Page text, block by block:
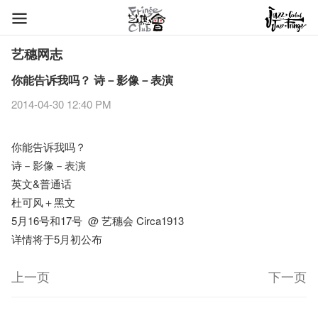
艺穗网志
你能告诉我吗？ 诗－影像－表演
2014-04-30 12:40 PM
你能告诉我吗？
诗－影像－表演
英文&普通话
杜可风＋黑文
5月16号和17号 @ 艺穗会 Circa1913
详情将于5月初公布
上一页 下一页